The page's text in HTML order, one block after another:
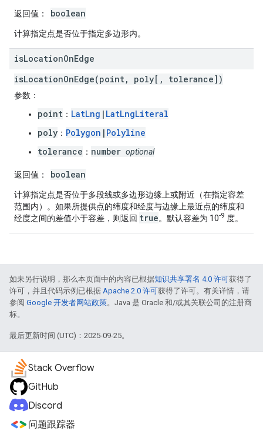
返回值 ： boolean
计算指定点是否位于指定多边形内。
isLocationOnEdge
isLocationOnEdge(point, poly[, tolerance])
参数 ：
point ： LatLng | LatLngLiteral
poly ： Polygon | Polyline
tolerance ： number optional
返回值 ： boolean
计算指定点是否位于多段线或多边形边缘上或附近（在指定容差
范围内）。如果所提供点的纬度和经度与边缘上最近点的纬度和
经度之间的差值小于容差，则返回 true。默认容差为 10-9 度。
如未另行说明，那么本页面中的内容已根据知识共享署名 4.0 许可获得了
许可，并且代码示例已根据 Apache 2.0 许可获得了许可。有关详情，请
参阅 Google 开发者网站政策。Java 是 Oracle 和/或其关联公司的注册商
标。
最后更新时间 (UTC)：2025-09-25。
Stack Overflow
GitHub
Discord
问题跟踪器